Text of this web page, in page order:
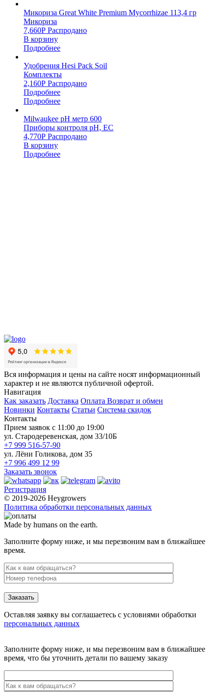
Микориза Great White Premium Mycorrhizae 113,4 гр
Микориза
7,660Р Распродано
В корзину
Подробнее
Удобрения Hesi Pack Soil
Комплекты
2,160Р Распродано
Подробнее
Подробнее
Milwaukee pH метр 600
Приборы контроля pH, EC
4,770Р Распродано
В корзину
Подробнее
Вся информация и цены на сайте носят информационный
характер и не являются публичной офертой.
Навигация
Как заказать Доставка Оплата Возврат и обмен
Новинки Контакты Статьи Система скидок
Контакты
Прием заявок с 11:00 до 19:00
ул. Стародеревенская, дом 33/10Б
+7 999 516-57-90
ул. Лёни Голикова, дом 35
+7 996 499 12 99
Заказать звонок
Регистрация
© 2019-2026 Heygrowers
Политика обработки персональных данных
Made by humans on the earth.
Заполните форму ниже, и мы перезвоним вам в ближайшее
время.
Заказать
Оставляя заявку вы соглашаетесь с условиями обработки
персональных данных
Заполните форму ниже, и мы перезвоним вам в ближайшее
время, что бы уточнить детали по вашему заказу